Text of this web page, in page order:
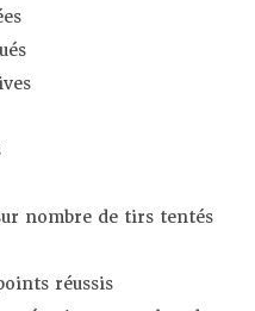
nombre de tirs tentés
réussis